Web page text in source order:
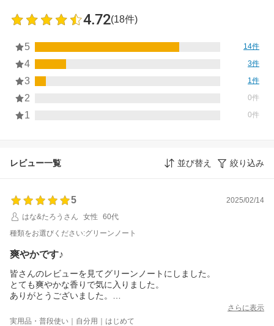
4.72(18件)
5 14件
4 3件
3 1件
2 0件
1 0件
レビュー一覧 並び替え 絞り込み
5
2025/02/14
はな&たろうさん
女性
60代
種類をお選びください:グリーンノート
爽やかです♪
皆さんのレビューを見てグリーンノートにしました。
とても爽やかな香りで気に入りました。
ありがとうございました。
もう1種類気になる香りがありますので、近々購入したいと思いま
さらに表示
実用品・普段使い｜自分用｜はじめて